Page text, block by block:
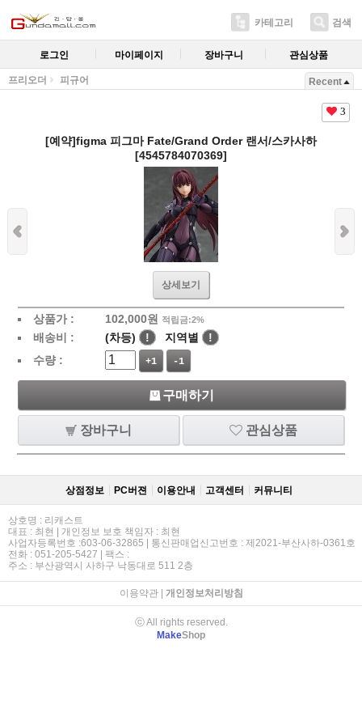
카테고리 검색
로그인 마이페이지 장바구니 관심상품
프리오더 피규어 Recent
3
[예약]figma 피그마 Fate/Grand Order 랜서/스카사하
[4545784070369]
상세보기
상품가 : 102,000원 적립금:2%
배송비 : (차등) ! 지역별
!
수량 :
+1 -1
구매하기
장바구니 관심상품
상점정보 PC버젼 이용안내 고객센터 커뮤니티
상호명 : 리캐스트
대표 : 최현 | 개인정보 보호 책임자 : 최현
사업자등록번호 :603-06-32865 | 통신판매업신고번호 : 제2021-부산사하-0361호
전화 : 051-205-5427 | 팩스 :
주소 : 부산광역시 사하구 낙동대로 511 2층
이용약관| 개인정보처리방침
ⓒ All rights reserved.
MakeShop